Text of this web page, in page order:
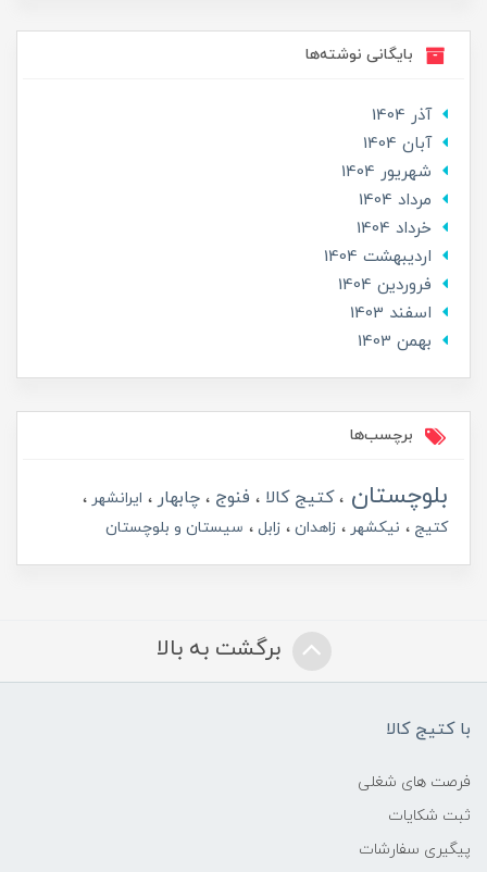
بایگانی نوشته‌ها
آذر 1404
آبان 1404
شهریور 1404
مرداد 1404
خرداد 1404
ارديبهشت 1404
فروردین 1404
اسفند 1403
بهمن 1403
برچسب‌ها
بلوچستان کتیج کالا فنوج چابهار
ایرانشهر
کتیج
نیکشهر زاهدان زابل سیستان و بلوچستان
برگشت به بالا
با کتیج کالا
فرصت های شغلی
ثبت شکایات
پیگیری سفارشات